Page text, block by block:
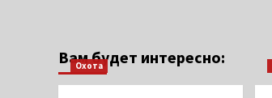
Вам будет интересно:
Охота